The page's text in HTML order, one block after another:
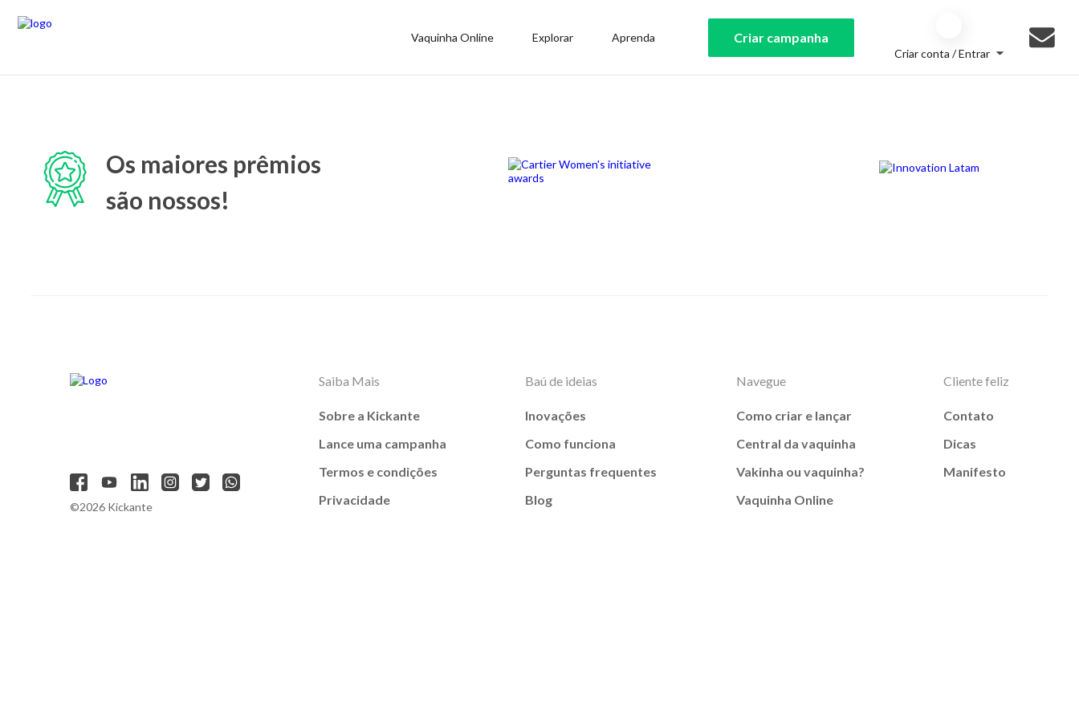
Vaquinha Online Explorar Aprenda Criar campanha
Criar conta / Entrar
Os maiores prêmios
são nossos!
©2026 Kickante
Saiba Mais
Sobre a Kickante
Lance uma campanha
Termos e condições
Privacidade
Baú de ideias
Inovações
Como funciona
Perguntas frequentes
Blog
Navegue
Como criar e lançar
Central da vaquinha
Vakinha ou vaquinha?
Vaquinha Online
Cliente feliz
Contato
Dicas
Manifesto